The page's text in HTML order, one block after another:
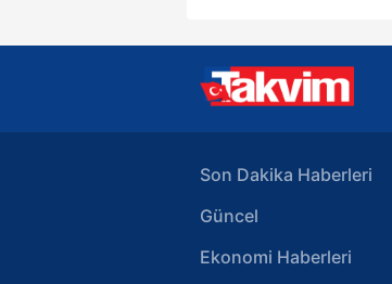
Son Dakika Haberleri
Güncel
Ekonomi Haberleri